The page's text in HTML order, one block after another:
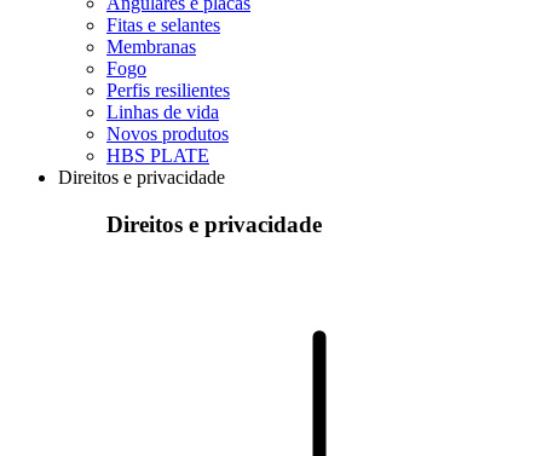
Fitas e selantes
Membranas
Fogo
Perfis resilientes
Linhas de vida
Novos produtos
HBS PLATE
Direitos e privacidade
Direitos e privacidade